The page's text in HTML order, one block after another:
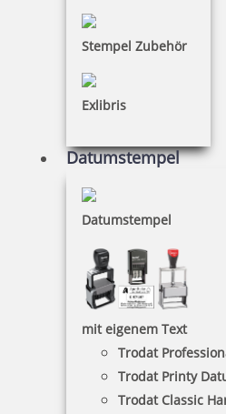
Stempel Zubehör
Exlibris
Datumstempel
Datumstempel
mit eigenem Text
Trodat
Trodat Printy
Trodat Classic
Holzstempel Rund 20